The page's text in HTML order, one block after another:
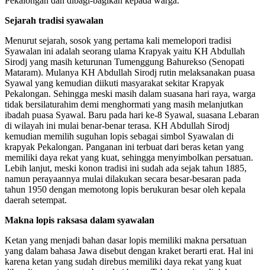
Sejarah tradisi syawalan
Menurut sejarah, sosok yang pertama kali memelopori tradisi
Syawalan ini adalah seorang ulama Krapyak yaitu KH Abdullah
Sirodj yang masih keturunan Tumenggung Bahurekso (Senopati
Mataram). Mulanya KH Abdullah Sirodj rutin melaksanakan puasa
Syawal yang kemudian diikuti masyarakat sekitar Krapyak
Pekalongan. Sehingga meski masih dalam suasana hari raya, warga
tidak bersilaturahim demi menghormati yang masih melanjutkan
ibadah puasa Syawal. Baru pada hari ke-8 Syawal, suasana Lebaran
di wilayah ini mulai benar-benar terasa. KH Abdullah Sirodj
kemudian memilih suguhan lopis sebagai simbol Syawalan di
krapyak Pekalongan. Panganan ini terbuat dari beras ketan yang
memiliki daya rekat yang kuat, sehingga menyimbolkan persatuan.
Lebih lanjut, meski konon tradisi ini sudah ada sejak tahun 1885,
namun perayaannya mulai dilakukan secara besar-besaran pada
tahun 1950 dengan memotong lopis berukuran besar oleh kepala
daerah setempat.
Makna lopis raksasa dalam syawalan
Ketan yang menjadi bahan dasar lopis memiliki makna persatuan
yang dalam bahasa Jawa disebut dengan kraket berarti erat. Hal ini
karena ketan yang sudah direbus memiliki daya rekat yang kuat